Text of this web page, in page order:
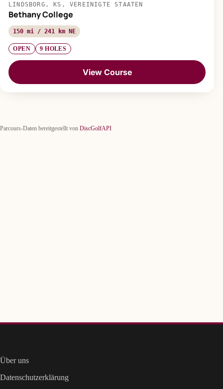
LINDSBORG, KS, VEREINIGTE STAATEN
Bethany College
150 mi / 241 km NE
OPEN 9 HOLES
View Course
Parcours-Daten bereitgestellt von DiscGolfAPI
Über uns
Datenschutzerklärung